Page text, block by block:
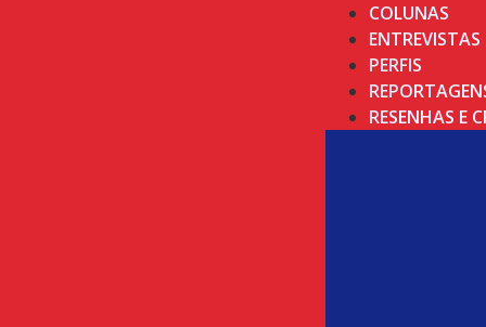
COLUNAS
ENTREVISTAS
PERFIS
RESENHAS E